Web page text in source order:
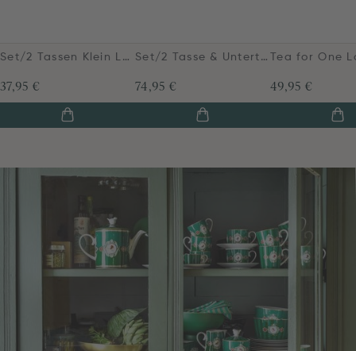
Set/2 Tassen Klein Love Birds Medallion Emerald-Grün
37,95 €
Set/2 Tasse & Untertasse Love Birds Medallion Emerald-Grün
74,95 € 49,95 €